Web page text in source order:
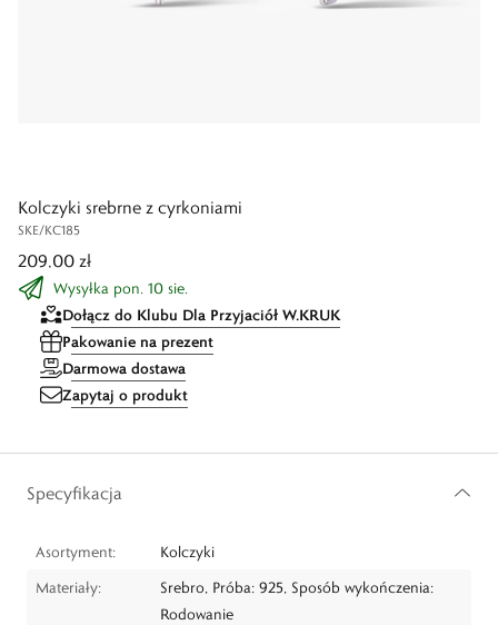
Kolczyki srebrne z cyrkoniami
SKE/KC185
209,00 zł
Wysyłka pon. 10 sie.
Dołącz do Klubu Dla Przyjaciół W.KRUK
Pakowanie na prezent
Darmowa dostawa
Zapytaj o produkt
Specyfikacja
Asortyment:
Kolczyki
Materiały:
Srebro, Próba: 925, Sposób wykończenia:
Rodowanie